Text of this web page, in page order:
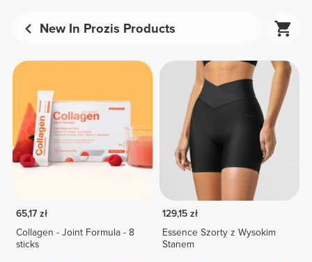
New In Prozis Products
65,17 zł
Collagen - Joint Formula - 8
sticks
129,15 zł
Essence Szorty z Wysokim
Stanem